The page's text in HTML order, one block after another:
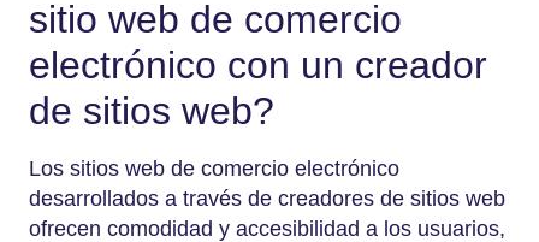
sitio web de comercio
electrónico con un creador
de sitios web?
Los sitios web de comercio electrónico
desarrollados a través de creadores de sitios web
ofrecen comodidad y accesibilidad a los usuarios,